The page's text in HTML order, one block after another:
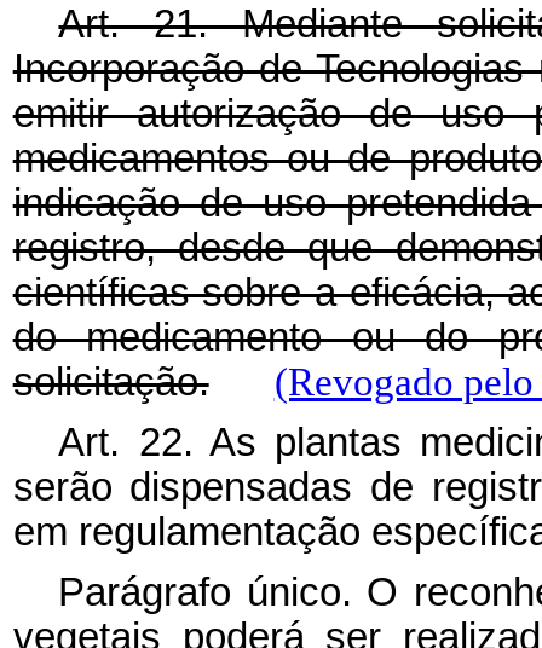
Art. 21. Mediante
Incorporação de
emitir autorização de uso
medicamentos ou de
indicação de uso
registro, desde que
científicas sobre a eficácia,
do medicamento ou do
solicitação.
(Revogado
Art. 22. As plantas
serão dispensadas de
em regulamentação
Parágrafo único. O
vegetais poderá ser